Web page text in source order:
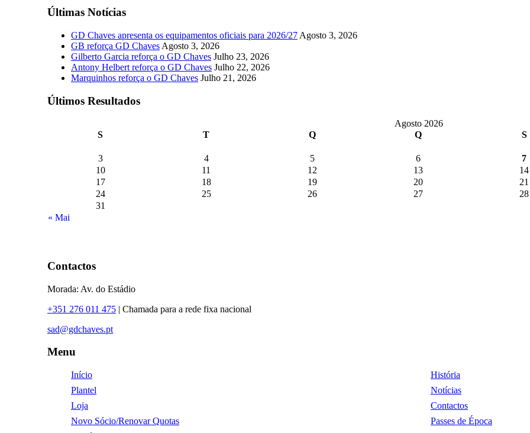
Últimas Notícias
GD Chaves apresenta os equipamentos oficiais para 2026/27 Agosto 3, 2026
GB reforça GD Chaves Agosto 3, 2026
Gilberto Garcia reforça o GD Chaves Julho 23, 2026
Antony Helbert reforça o GD Chaves Julho 22, 2026
Marquinhos reforça o GD Chaves Julho 21, 2026
Últimos Resultados
Agosto 2026
S
T Q Q S
« Mai
3 4 5 6
7
10
11 12 13
14
17
18 19 20
21
24
25 26 27
28
31
Contactos
Morada: Av. do Estádio
+351 276 011 475 | Chamada para a rede fixa nacional
sad@gdchaves.pt
Menu
Início
História
Plantel
Notícias
Loja
Contactos
Novo Sócio/Renovar Quotas
Passes de Época